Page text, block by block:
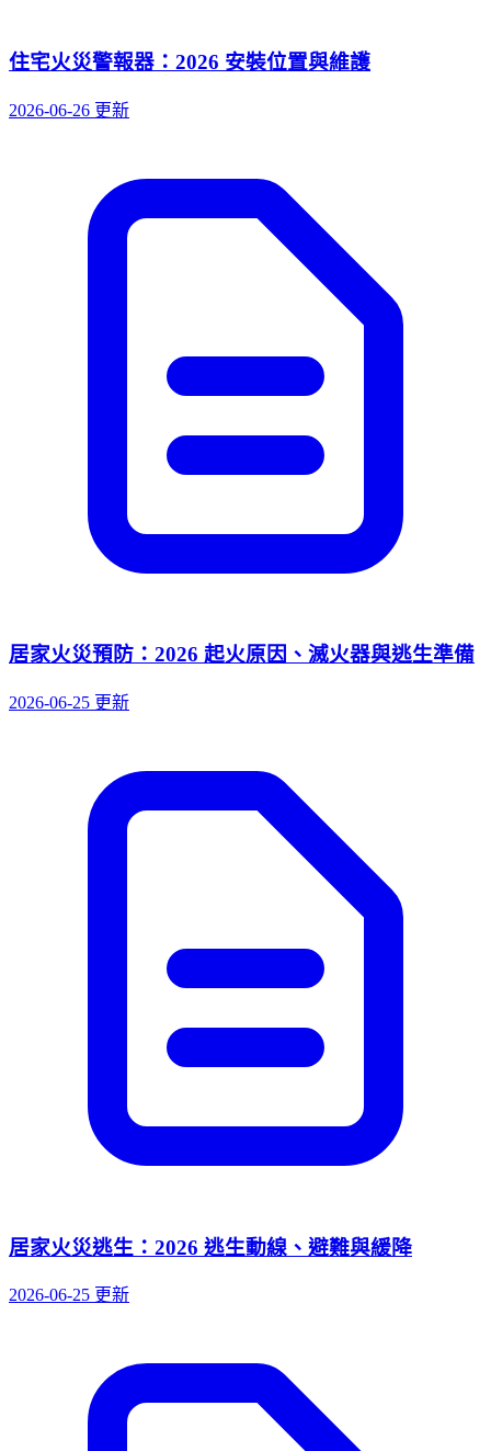
住宅火災警報器：2026 安裝位置與維護
2026-06-26 更新
居家火災預防：2026 起火原因、滅火器與逃生準備
2026-06-25 更新
居家火災逃生：2026 逃生動線、避難與緩降
2026-06-25 更新